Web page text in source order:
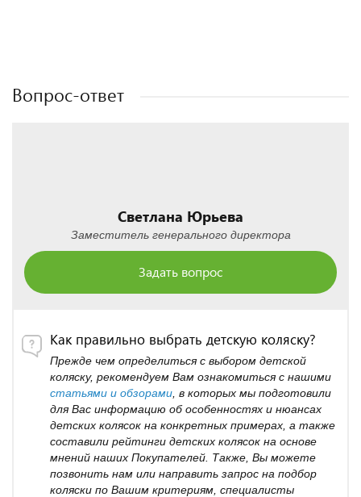
Вопрос-ответ
Светлана Юрьева
Заместитель генерального директора
Задать вопрос
Как правильно выбрать детскую коляску?
Прежде чем определиться с выбором детской
коляску, рекомендуем Вам ознакомиться с нашими
статьями и обзорами , в которых мы подготовили
для Вас информацию об особенностях и нюансах
детских колясок на конкретных примерах, а также
составили рейтинги детских колясок на основе
мнений наших Покупателей. Также, Вы можете
позвонить нам или направить запрос на подбор
коляски по Вашим критериям, специалисты